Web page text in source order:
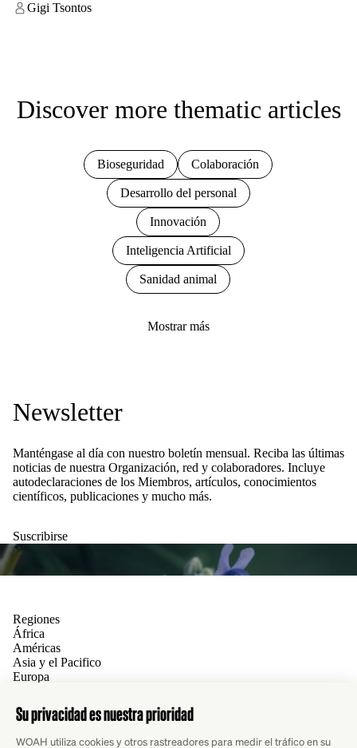
Gigi Tsontos
Discover more thematic articles
Bioseguridad Colaboración
Desarrollo del personal
Innovación
Inteligencia Artificial
Sanidad animal
Mostrar más
Newsletter
Manténgase al día con nuestro boletín mensual. Reciba las últimas
noticias de nuestra Organización, red y colaboradores. Incluye
autodeclaraciones de los Miembros, artículos, conocimientos
científicos, publicaciones y mucho más.
Suscribirse
Regiones
África
Américas
Asia y el Pacifico
Europa
OMSA
Contacto